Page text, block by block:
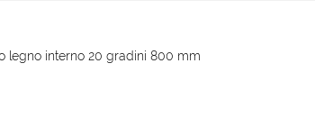
legno interno 20 gradini 800 mm